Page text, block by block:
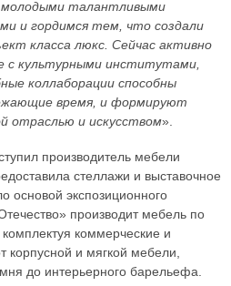
талантливыми
и гордимся тем, что создали
класса люкс. Сейчас активно
с культурными институтами,
коллаборации способны
время, и формируют
отраслью и искусством».
производитель мебели
стеллажи и выставочное
основой экспозиционного
производит мебель по
коммерческие и
корпусной и мягкой мебели,
до интерьерного барельефа.